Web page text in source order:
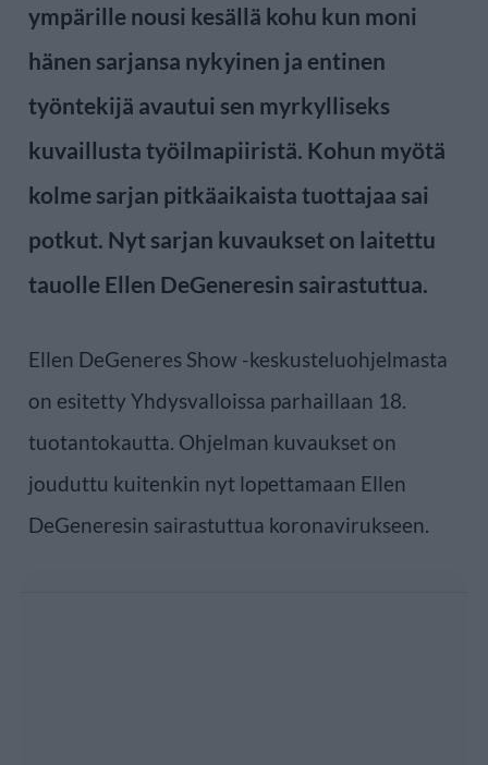
ympärille nousi kesällä kohu kun moni
hänen sarjansa nykyinen ja entinen
työntekijä avautui sen myrkylliseks
kuvaillusta työilmapiiristä. Kohun myötä
kolme sarjan pitkäaikaista tuottajaa sai
potkut. Nyt sarjan kuvaukset on laitettu
tauolle Ellen DeGeneresin sairastuttua.
Ellen DeGeneres Show -keskusteluohjelmasta
on esitetty Yhdysvalloissa parhaillaan 18.
tuotantokautta. Ohjelman kuvaukset on
jouduttu kuitenkin nyt lopettamaan Ellen
DeGeneresin sairastuttua koronavirukseen.